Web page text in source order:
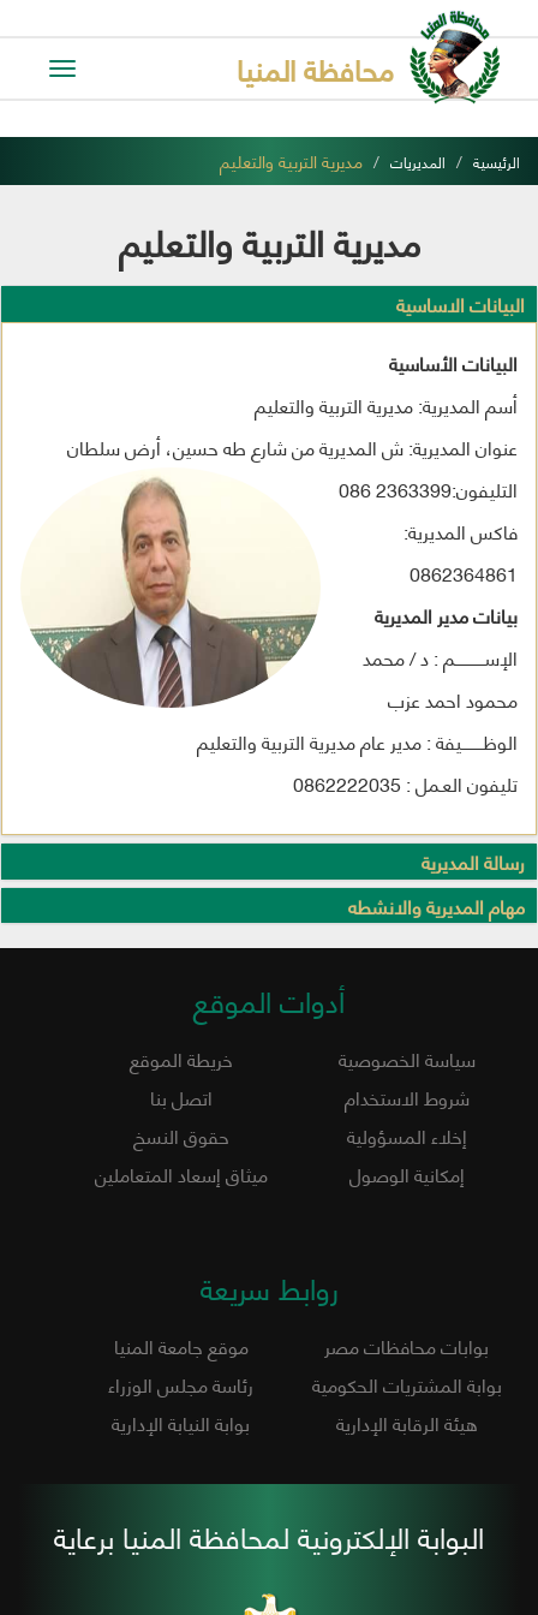
Toggle
محافظة المنيا
الرئيسية المديريات مديرية التربية والتعليم
مديرية التربية والتعليم
البيانات الاساسية
البيانات الأساسية
أسم المديرية: مديرية التربية والتعليم
عنوان المديرية: ش المديرية من شارع طه حسين، أرض سلطان
التليفون:2363399 086
فاكس المديرية:
0862364861
بيانات مدير المديرية
الإســــــــــــم : د / محمد
محمود احمد عزب
الوظـــــــــيفة : مدير عام مديرية التربية والتعليم
تليفون العـمل : 0862222035
رسالة المديرية
مهام المديرية والانشطه
أدوات الموقع
سياسة الخصوصية
خريطة الموقع
شروط الاستخدام
اتصل بنا
إخلاء المسؤولية
حقوق النسخ
إمكانية الوصول
ميثاق إسعاد المتعاملين
روابط سريعة
بوابات محافظات مصر
موقع جامعة المنيا
بوابة المشتريات الحكومية
رئاسة مجلس الوزراء
هيئة الرقابة الإدارية
بوابة النيابة الإدارية
البوابة الإلكترونية لمحافظة المنيا برعاية